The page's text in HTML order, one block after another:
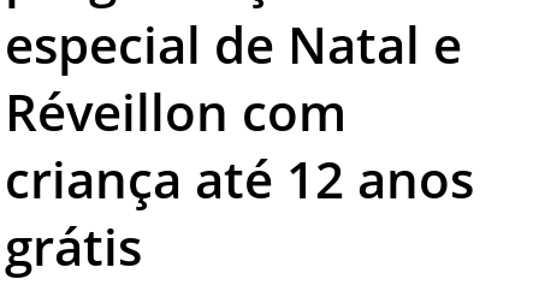
TESTADO E APROVADO
PARCEIROS
QUEM SOMOS - EQUIPE
CONTATO
especial de Natal e
Réveillon com
criança até 12 anos